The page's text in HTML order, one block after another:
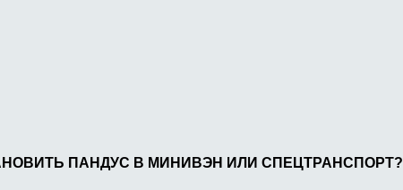
ПАНДУС В МИНИВЭН ИЛИ СПЕЦТРАНСПОРТ?